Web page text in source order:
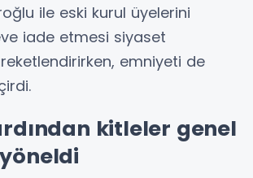
ile eski kurul üyelerini
iade etmesi siyaset
emniyeti de
kitleler genel